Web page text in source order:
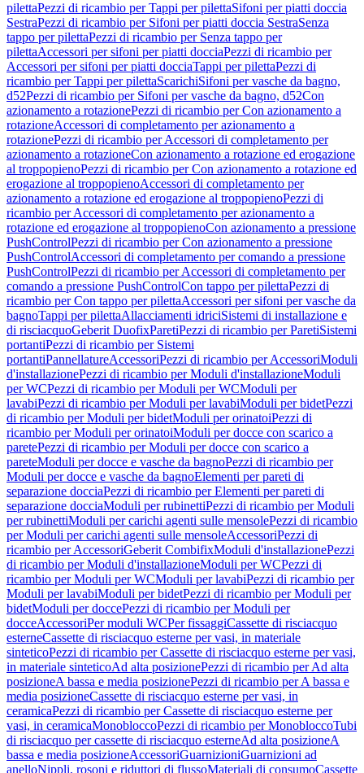
pilettaPezzi di ricambio per Tappi per pilettaSifoni per piatti doccia
SestraPezzi di ricambio per Sifoni per piatti doccia SestraSenza
tappo per pilettaPezzi di ricambio per Senza tappo per
pilettaAccessori per sifoni per piatti docciaPezzi di ricambio per
Accessori per sifoni per piatti docciaTappi per pilettaPezzi di
ricambio per Tappi per pilettaScarichiSifoni per vasche da bagno,
d52Pezzi di ricambio per Sifoni per vasche da bagno, d52Con
azionamento a rotazionePezzi di ricambio per Con azionamento a
rotazioneAccessori di completamento per azionamento a
rotazionePezzi di ricambio per Accessori di completamento per
azionamento a rotazioneCon azionamento a rotazione ed erogazione
al troppopienoPezzi di ricambio per Con azionamento a rotazione ed
erogazione al troppopienoAccessori di completamento per
azionamento a rotazione ed erogazione al troppopienoPezzi di
ricambio per Accessori di completamento per azionamento a
rotazione ed erogazione al troppopienoCon azionamento a pressione
PushControlPezzi di ricambio per Con azionamento a pressione
PushControlAccessori di completamento per comando a pressione
PushControlPezzi di ricambio per Accessori di completamento per
comando a pressione PushControlCon tappo per pilettaPezzi di
ricambio per Con tappo per pilettaAccessori per sifoni per vasche da
bagnoTappi per pilettaAllacciamenti idriciSistemi di installazione e
di risciacquoGeberit DuofixParetiPezzi di ricambio per ParetiSistemi
portantiPezzi di ricambio per Sistemi
portantiPannellatureAccessoriPezzi di ricambio per AccessoriModuli
d'installazionePezzi di ricambio per Moduli d'installazioneModuli
per WCPezzi di ricambio per Moduli per WCModuli per
lavabiPezzi di ricambio per Moduli per lavabiModuli per bidetPezzi
di ricambio per Moduli per bidetModuli per orinatoiPezzi di
ricambio per Moduli per orinatoiModuli per docce con scarico a
paretePezzi di ricambio per Moduli per docce con scarico a
pareteModuli per docce e vasche da bagnoPezzi di ricambio per
Moduli per docce e vasche da bagnoElementi per pareti di
separazione docciaPezzi di ricambio per Elementi per pareti di
separazione docciaModuli per rubinettiPezzi di ricambio per Moduli
per rubinettiModuli per carichi agenti sulle mensolePezzi di ricambio
per Moduli per carichi agenti sulle mensoleAccessoriPezzi di
ricambio per AccessoriGeberit CombifixModuli d'installazionePezzi
di ricambio per Moduli d'installazioneModuli per WCPezzi di
ricambio per Moduli per WCModuli per lavabiPezzi di ricambio per
Moduli per lavabiModuli per bidetPezzi di ricambio per Moduli per
bidetModuli per doccePezzi di ricambio per Moduli per
docceAccessoriPer moduli WCPer fissaggiCassette di risciacquo
esterneCassette di risciacquo esterne per vasi, in materiale
sinteticoPezzi di ricambio per Cassette di risciacquo esterne per vasi,
in materiale sinteticoAd alta posizionePezzi di ricambio per Ad alta
posizioneA bassa e media posizionePezzi di ricambio per A bassa e
media posizioneCassette di risciacquo esterne per vasi, in
ceramicaPezzi di ricambio per Cassette di risciacquo esterne per
vasi, in ceramicaMonobloccoPezzi di ricambio per MonobloccoTubi
di risciacquo per cassette di risciacquo esterneAd alta posizioneA
bassa e media posizioneAccessoriGuarnizioniGuarnizioni ad
anelloNippli, rosoni e riduttori di flussoMateriali di consumoCassette